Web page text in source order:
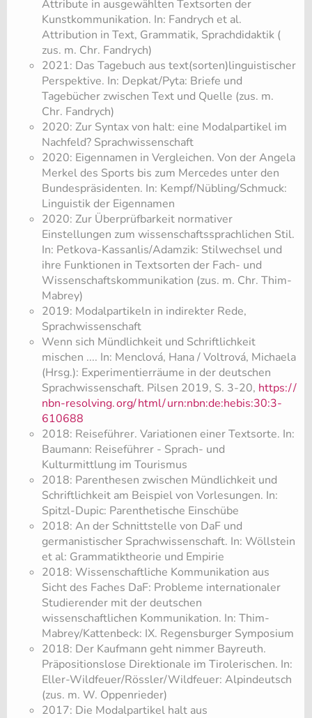
Attribute in ausgewählten Textsorten der
Kunstkommunikation. In: Fandrych et al.
Attribution in Text, Grammatik, Sprachdidaktik (
zus. m. Chr. Fandrych)
2021: Das Tagebuch aus text(sorten)linguistischer
Perspektive. In: Depkat/Pyta: Briefe und
Tagebücher zwischen Text und Quelle (zus. m.
Chr. Fandrych)
2020: Zur Syntax von halt: eine Modalpartikel im
Nachfeld? Sprachwissenschaft
2020: Eigennamen in Vergleichen. Von der Angela
Merkel des Sports bis zum Mercedes unter den
Bundespräsidenten. In: Kempf/Nübling/Schmuck:
Linguistik der Eigennamen
2020: Zur Überprüfbarkeit normativer
Einstellungen zum wissenschaftssprachlichen Stil.
In: Petkova-Kassanlis/Adamzik: Stilwechsel und
ihre Funktionen in Textsorten der Fach- und
Wissenschaftskommunikation (zus. m. Chr. Thim-
Mabrey)
2019: Modalpartikeln in indirekter Rede,
Sprachwissenschaft
​Wenn sich Mündlichkeit und Schriftlichkeit
mischen .... In: Menclová, Hana / Voltrová, Michaela
(Hrsg.): Experimentierräume in der deutschen
Sprachwissenschaft. Pilsen 2019, S. 3-20, https://
nbn-resolving.org/html/urn:nbn:de:hebis:30:3-
610688
2018: Reiseführer. Variationen einer Textsorte. In:
Baumann: Reiseführer - Sprach- und
Kulturmittlung im Tourismus
2018: Parenthesen zwischen Mündlichkeit und
Schriftlichkeit am Beispiel von Vorlesungen. In:
Spitzl-Dupic: Parenthetische Einschübe
2018: An der Schnittstelle von DaF und
germanistischer Sprachwissenschaft. In: Wöllstein
et al: Grammatiktheorie und Empirie
2018: Wissenschaftliche Kommunikation aus
Sicht des Faches DaF: Probleme internationaler
Studierender mit der deutschen
wissenschaftlichen Kommunikation. In: Thim-
Mabrey/Kattenbeck: IX. Regensburger Symposium
2018: Der Kaufmann geht nimmer Bayreuth.
Präpositionslose Direktionale im Tirolerischen. In:
Eller-Wildfeuer/Rössler/Wildfeuer: Alpindeutsch
(zus. m. W. Oppenrieder)
2017: Die Modalpartikel halt aus